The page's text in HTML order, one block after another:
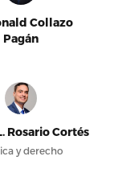
Collazo
Pagán
Rosario Cortés
y derecho